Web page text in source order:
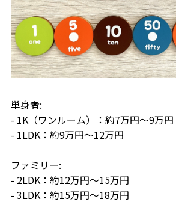
単身者:
- 1K（ワンルーム）：約7万円〜9万円
- 1LDK：約9万円〜12万円
ファミリー:
- 2LDK：約12万円〜15万円
- 3LDK：約15万円〜18万円